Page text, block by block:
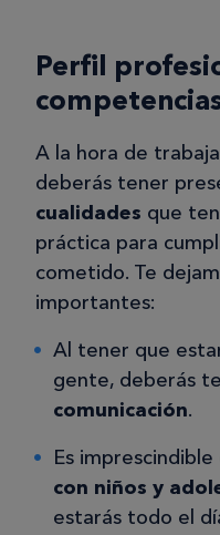
Perfil
A la hora de
deberás tener
cualidades que
práctica para
cometido. Te
importantes:
Al tener que
gente, deberás
comunicación.
Es
con niños y
estarás todo el